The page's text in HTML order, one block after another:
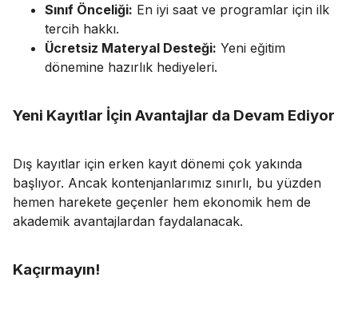
Sınıf Önceliği: En iyi saat ve programlar için ilk
tercih hakkı.
Ücretsiz Materyal Desteği: Yeni eğitim
dönemine hazırlık hediyeleri.
Yeni Kayıtlar İçin Avantajlar da Devam Ediyor
Dış kayıtlar için erken kayıt dönemi çok yakında
başlıyor. Ancak kontenjanlarımız sınırlı, bu yüzden
hemen harekete geçenler hem ekonomik hem de
akademik avantajlardan faydalanacak.
Kaçırmayın!